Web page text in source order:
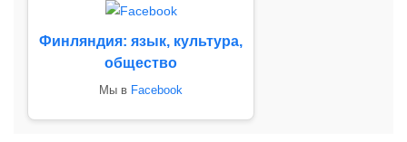
Финляндия: язык, культура,
общество
Мы в Facebook